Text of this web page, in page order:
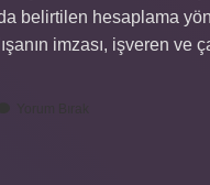
belirtilen hesaplama
imzası, işveren